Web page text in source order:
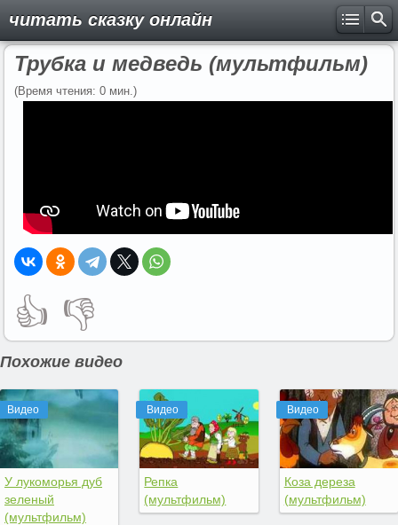
читать сказку онлайн
Трубка и медведь (мультфильм)
(Время чтения: 0 мин.)
👍 👎
Похожие видео
Видео
У лукоморья дуб
зеленый
(мультфильм)
Видео
Репка
(мультфильм)
Видео
Коза дереза
(мультфильм)